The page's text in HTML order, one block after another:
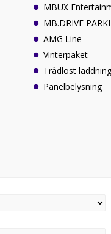
MBUX
MB.DRIVE
AMG Line
Vinterpaket
Trådlöst
Panelbelysning